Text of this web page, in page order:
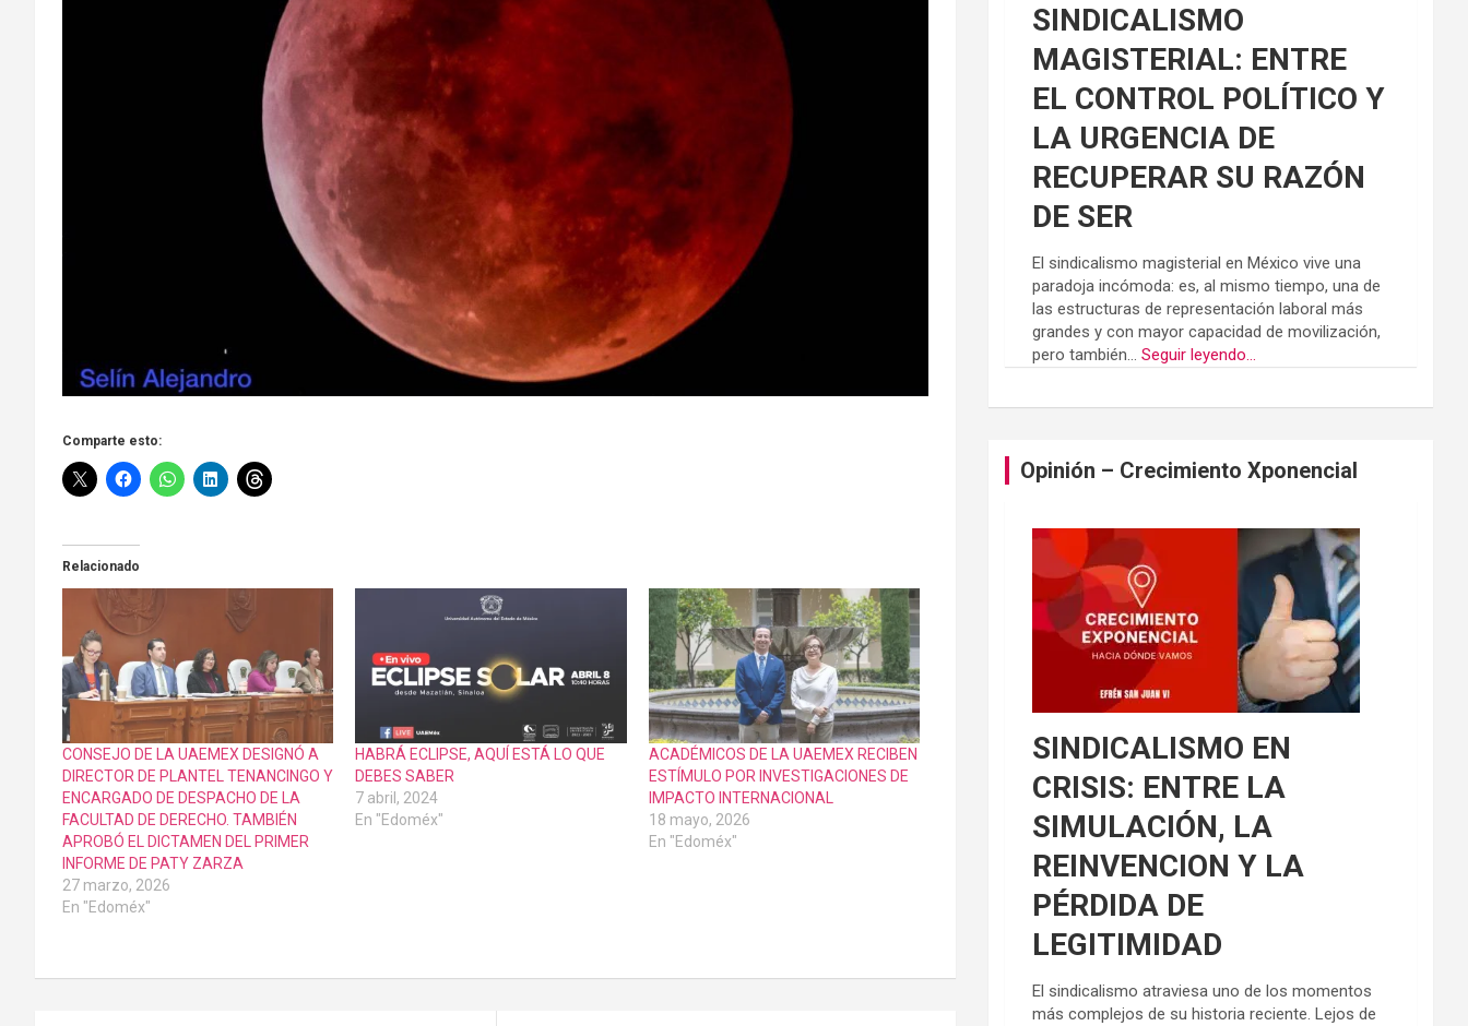
Comparte esto:
Relacionado
CONSEJO DE LA UAEMEX DESIGNÓ A
DIRECTOR DE PLANTEL TENANCINGO Y
ENCARGADO DE DESPACHO DE LA
FACULTAD DE DERECHO. TAMBIÉN
APROBÓ EL DICTAMEN DEL PRIMER
INFORME DE PATY ZARZA
27 marzo, 2026
En "Edoméx"
HABRÁ ECLIPSE, AQUÍ ESTÁ LO QUE
DEBES SABER
7 abril, 2024
En "Edoméx"
ACADÉMICOS DE LA UAEMEX RECIBEN
ESTÍMULO POR INVESTIGACIONES DE
IMPACTO INTERNACIONAL
18 mayo, 2026
En "Edoméx"
SINDICALISMO
MAGISTERIAL: ENTRE
EL CONTROL POLÍTICO Y
LA URGENCIA DE
RECUPERAR SU RAZÓN
DE SER
El sindicalismo magisterial en México vive una
paradoja incómoda: es, al mismo tiempo, una de
las estructuras de representación laboral más
grandes y con mayor capacidad de movilización,
pero también...Seguir leyendo...
Opinión – Crecimiento Xponencial
SINDICALISMO EN
CRISIS: ENTRE LA
SIMULACIÓN, LA
REINVENCION Y LA
PÉRDIDA DE
LEGITIMIDAD
El sindicalismo atraviesa uno de los momentos
más complejos de su historia reciente. Lejos de